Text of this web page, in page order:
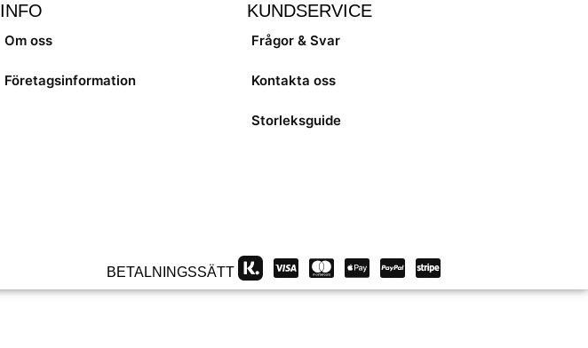
INFO
Om oss
Företagsinformation
BETALNINGSSÄTT
KUNDSERVICE
Frågor & Svar
Kontakta oss
Storleksguide